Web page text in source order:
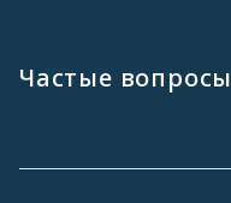
Частые вопросы